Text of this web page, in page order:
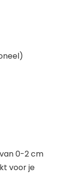
0-2 cm
voor je